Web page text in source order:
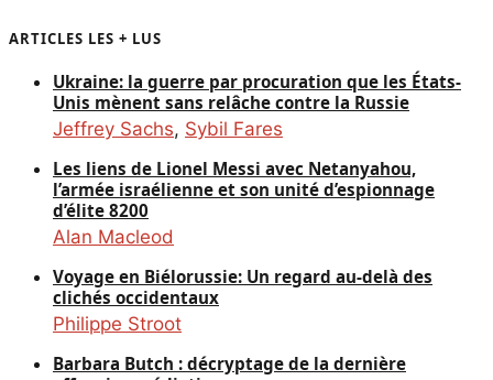
ARTICLES LES + LUS
Ukraine: la guerre par procuration que les États-
Unis mènent sans relâche contre la Russie
Jeffrey Sachs, Sybil Fares
Les liens de Lionel Messi avec Netanyahou,
l’armée israélienne et son unité d’espionnage
d’élite 8200
Alan Macleod
Voyage en Biélorussie: Un regard au-delà des
clichés occidentaux
Philippe Stroot
Barbara Butch : décryptage de la dernière